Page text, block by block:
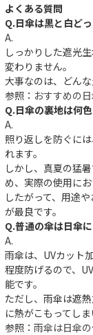
件
よくある質問
Q.日傘は黒と白ど
A.
しっかりした遮光
変わりません。
大事なのは、どん
参照： おすすめの
Q.日傘の裏地は何
A.
照り返しを防ぐに
れます。
しかし、真夏の猛
め、実際の使用に
したがって、用途
が最良です。
Q.普通の傘は日傘
A.
雨傘は、UVカット
程度防げるので、
能です。
ただし、雨傘は遮
に熱がこもってし
参照： 雨傘は日傘